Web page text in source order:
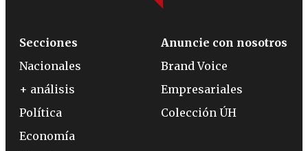
Secciones
Nacionales
+ análisis
Política
Economía
Anuncie con nosotros
Brand Voice
Empresariales
Colección ÚH